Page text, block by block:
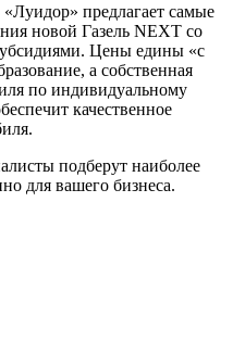
предлагает самые
новой Газель NEXT со
Цены едины «с
а собственная
по индивидуальному
качественное
подберут наиболее
для вашего бизнеса.